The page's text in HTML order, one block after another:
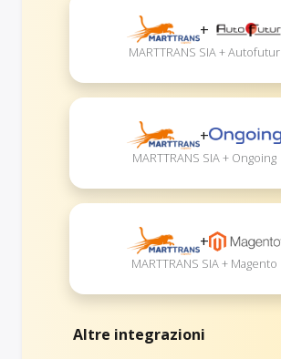
+
MARTTRANS SIA + Autofutur
+
MARTTRANS SIA + Ongoing
+
MARTTRANS SIA + Magento
Altre integrazioni